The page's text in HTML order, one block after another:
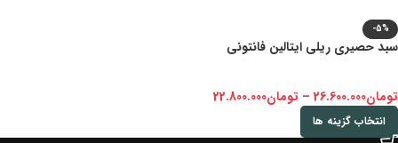
-5%
سبد حصیری ریلی ایتالین فانتونی
تومان26.600.000
– تومان22.800.000
انتخاب گزینه ها